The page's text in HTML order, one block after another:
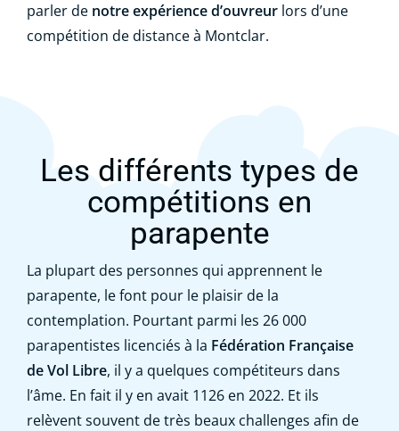
parler de notre expérience d’ouvreur lors d’une
compétition de distance à Montclar.
Les différents types de
compétitions en
parapente
La plupart des personnes qui apprennent le
parapente, le font pour le plaisir de la
contemplation. Pourtant parmi les 26 000
parapentistes licenciés à la Fédération Française
de Vol Libre, il y a quelques compétiteurs dans
l’âme. En fait il y en avait 1126 en 2022. Et ils
relèvent souvent de très beaux challenges afin de